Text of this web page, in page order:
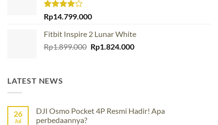
Rated
4.00
of 5
Rp14.799.000
Fitbit Inspire 2 Lunar White
Rp1.899.000 Original
Rp1.824.000Current
LATEST NEWS
26
Jul
DJI Osmo Pocket 4P Resmi Hadir! Apa
perbedaannya?